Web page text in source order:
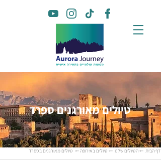
טיולים מאורגנים ספרד
דף הבית ⇽ הטיולים שלנו ⇽ טיולים באירופה⇽ טיולים מאורגנים בספרד